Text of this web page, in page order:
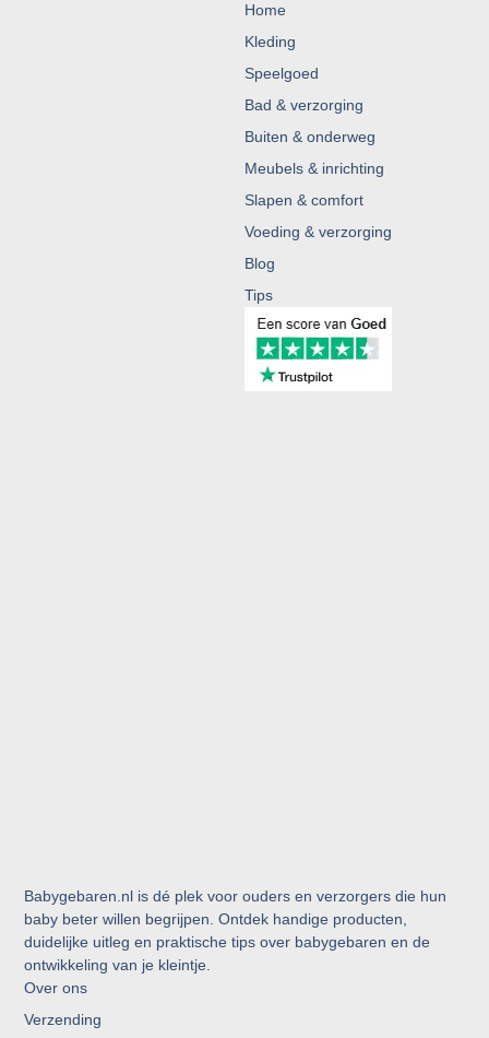
Babygebaren.nl is dé plek voor ouders en verzorgers die hun
baby beter willen begrijpen. Ontdek handige producten,
duidelijke uitleg en praktische tips over babygebaren en de
ontwikkeling van je kleintje.
Over ons
Verzending
Home
Kleding
Speelgoed
Bad & verzorging
Buiten & onderweg
Meubels & inrichting
Slapen & comfort
Voeding & verzorging
Blog
Tips